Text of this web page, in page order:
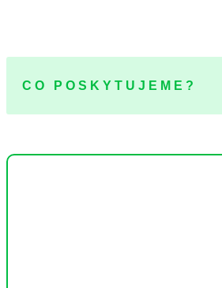
CO POSKYTUJEME?